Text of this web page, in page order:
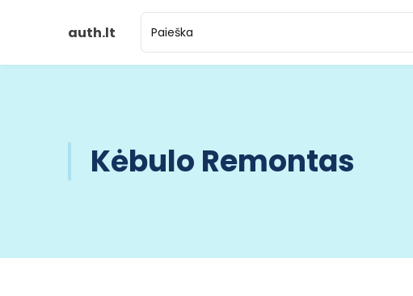
auth.lt
Kėbulo Remontas